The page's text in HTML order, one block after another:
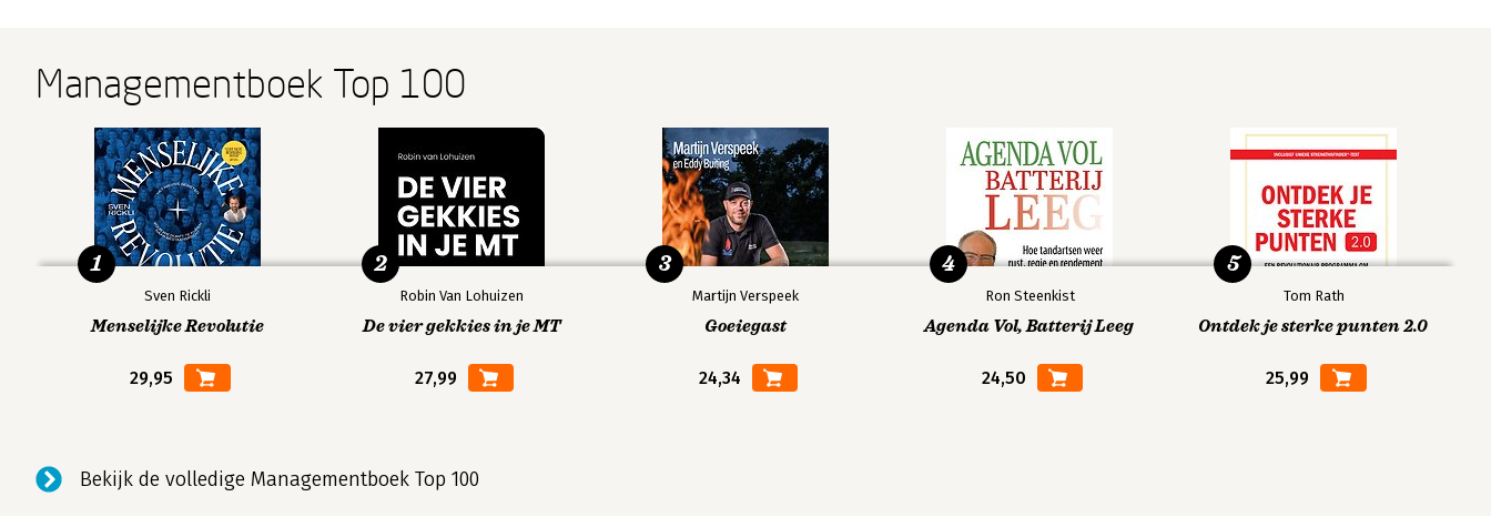
Managementboek Top 100
Sven Rickli
Menselijke Revolutie
29,95
1
Robin Van Lohuizen
De vier gekkies in je MT
27,99
2
Martijn Verspeek
Goeiegast
24,34
3
Ron Steenkist
Agenda Vol, Batterij Leeg
24,50
4
Tom Rath
Ontdek je sterke punten 2.0
25,99
5
Bekijk de volledige Managementboek Top 100